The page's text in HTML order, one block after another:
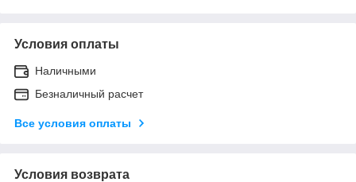
Условия оплаты
Наличными
Безналичный расчет
Все условия оплаты
Условия возврата